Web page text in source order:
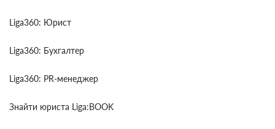
Liga360: Юрист
Liga360: Бухгалтер
Liga360: PR-менеджер
Знайти юриста Liga:BOOK